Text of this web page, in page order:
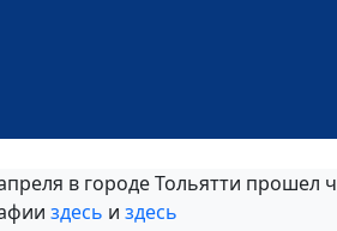
в городе Тольятти прошел
здесь и здесь